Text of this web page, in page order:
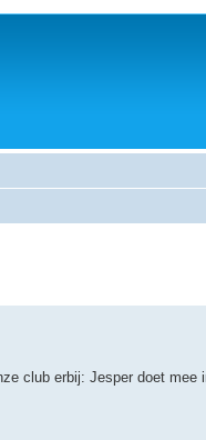
club erbij: Jesper doet mee